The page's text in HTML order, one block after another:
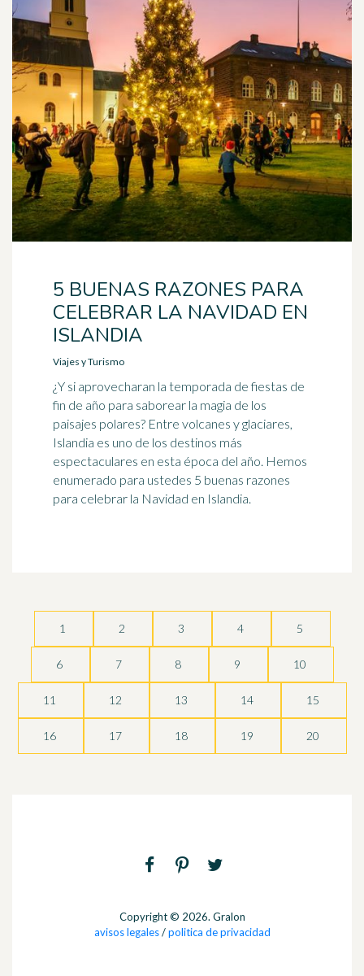
5 BUENAS RAZONES PARA
CELEBRAR LA NAVIDAD EN
ISLANDIA
Viajes y Turismo
¿Y si aprovecharan la temporada de fiestas de
fin de año para saborear la magia de los
paisajes polares? Entre volcanes y glaciares,
Islandia es uno de los destinos más
espectaculares en esta época del año. Hemos
enumerado para ustedes 5 buenas razones
para celebrar la Navidad en Islandia.
1 2 3 4 5
6 7 8 9 10
11 12 13 14 15
16 17 18 19 20
Copyright © 2026. Gralon
avisos legales/politica de privacidad